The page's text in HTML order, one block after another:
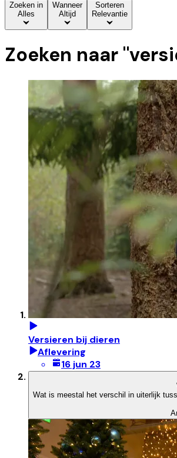
Zoeken in
Alles
Wanneer
Altijd
Sorteren
Relevantie
Zoeken naar "
Versieren bij dieren
Aflevering
16 jun 23
Wat is meestal het verschil in uiterlijk